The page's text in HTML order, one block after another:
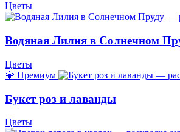
Цветы
Водяная Лилия в Солнечном
Цветы
💎 Премиум
Букет роз и лаванды
Цветы